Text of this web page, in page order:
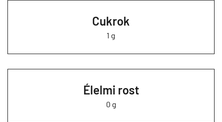
Cukrok
1 g
Élelmi rost
0 g